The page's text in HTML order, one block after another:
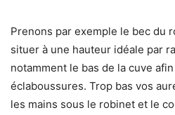
Prenons par exemple le bec du
situer à une hauteur idéale par
notamment le bas de la cuve afin
éclaboussures. Trop bas vos
les mains sous le robinet et le